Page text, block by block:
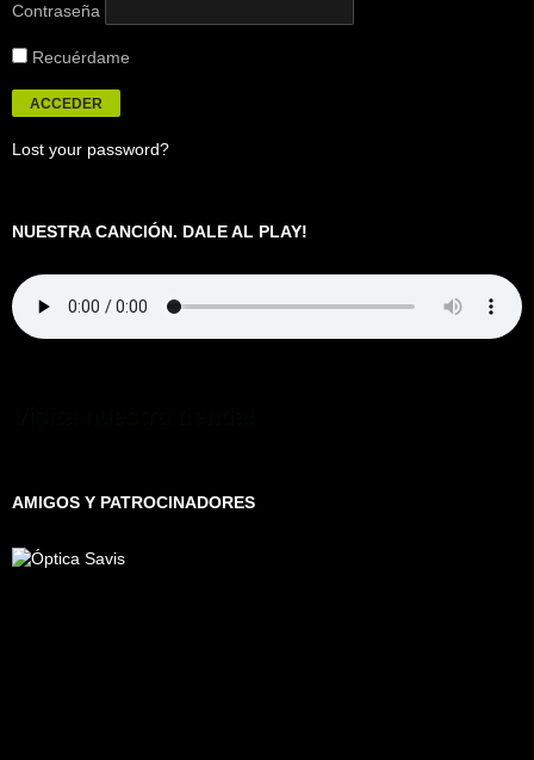
Contraseña
Recuérdame
Lost your password?
NUESTRA CANCIÓN. DALE AL PLAY!
AMIGOS Y PATROCINADORES